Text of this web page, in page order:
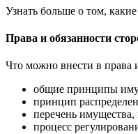
Узнать больше о том,
Права и обязанности
Что можно внести в права
общие принципы
принцип
перечень имущества,
процесс